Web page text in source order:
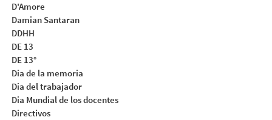
D'Amore
Damian Santaran
DDHH
DE 13
DE 13°
Dia de la memoria
Dia del trabajador
Dia Mundial de los docentes
Directivos